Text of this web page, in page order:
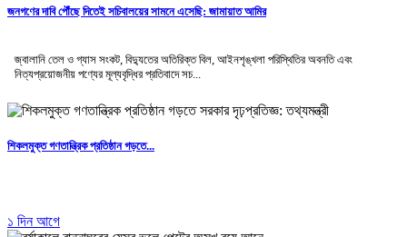
জনগণের দাবি পৌঁছে দিতেই সচিবালয়ের সামনে এসেছি: জামায়াত আমির
জ্বালানি তেল ও গ্যাস সংকট, বিদ্যুতের অতিরিক্ত বিল, আইনশৃঙ্খলা পরিস্থিতির অবনতি এবং
নিত্যপ্রয়োজনীয় পণ্যের মূল্যবৃদ্ধির প্রতিবাদে সচ...
শিকলমুক্ত গণতান্ত্রিক প্রতিষ্ঠান গড়তে...
১ দিন আগে